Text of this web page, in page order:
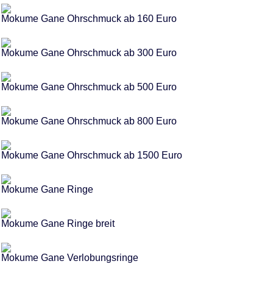
Mokume Gane Ohrschmuck ab 160 Euro
Mokume Gane Ohrschmuck ab 300 Euro
Mokume Gane Ohrschmuck ab 500 Euro
Mokume Gane Ohrschmuck ab 800 Euro
Mokume Gane Ohrschmuck ab 1500 Euro
Mokume Gane Ringe
Mokume Gane Ringe breit
Mokume Gane Verlobungsringe